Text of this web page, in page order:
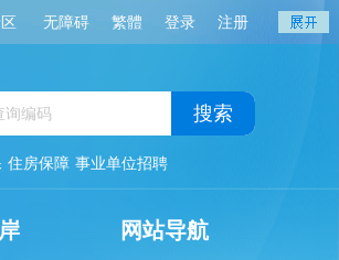
无障碍 繁體 登录 注册
搜索
住房保障 事业单位招聘
网站导航